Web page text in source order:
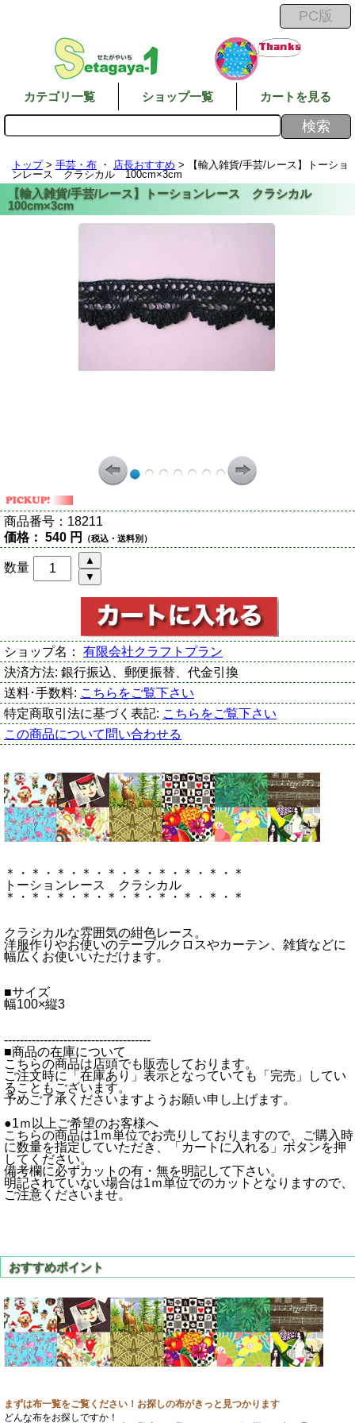
カテゴリ一覧 ショップ一覧 カートを見る
トップ> 手芸・布 ・ 店長おすすめ > 【輸入雑貨/手芸/レース】トーショ
ンレース クラシカル 100cm×3cm
商品番号： 18211
価格： 540 円 （税込・送料別）
数量
ショップ名： 有限会社クラフトプラン
決済方法: 銀行振込、郵便振替、代金引換
送料･手数料: こちらをご覧下さい
特定商取引法に基づく表記: こちらをご覧下さい
この商品について問い合わせる
＊・＊・＊・＊・＊・＊・＊・＊・＊・＊
トーションレース クラシカル
＊・＊・＊・＊・＊・＊・＊・＊・＊・＊
クラシカルな雰囲気の紺色レース。
洋服作りやお使いのテーブルクロスやカーテン、雑貨などに
幅広くお使いいただけます。
■サイズ
幅100×縦3
-------------------------------------
■商品の在庫について
こちらの商品は店頭でも販売しております。
ご注文時に「在庫あり」表示となっていても「完売」してい
ることもございます。
予めご了承くださいますようお願い申し上げます。
●1ｍ以上ご希望のお客様へ
こちらの商品は1ｍ単位でお売りしておりますので、ご購入時
に数量を指定していただき、「カートに入れる」ボタンを押
してください。
備考欄に必ずカットの有・無を明記して下さい。
明記されていない場合は1ｍ単位でのカットとなりますので、
ご注意くださいませ。
まずは布一覧をご覧ください！お探しの布がきっと見つかります
どんな布をお探しですか！